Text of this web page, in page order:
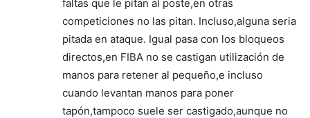
faltas que le pitan al poste,en otras
competiciones no las pitan. Incluso,alguna seria
pitada en ataque. Igual pasa con los bloqueos
directos,en FIBA no se castigan utilización de
manos para retener al pequeño,e incluso
cuando levantan manos para poner
tapón,tampoco suele ser castigado,aunque no